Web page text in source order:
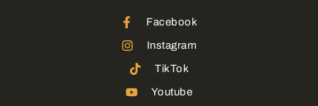
Facebook
Instagram
TikTok
Youtube